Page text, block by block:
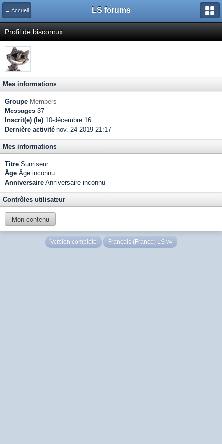
← Accueil LS forums
Profil de biscornux
Mes informations
Groupe Members
Messages 37
Inscrit(e) (le) 10-décembre 16
Dernière activité nov. 24 2019 21:17
Mes informations
Titre Sunriseur
Âge Âge inconnu
Anniversaire Anniversaire inconnu
Contrôles utilisateur
Mon contenu
Version complète Français (France) LS v4